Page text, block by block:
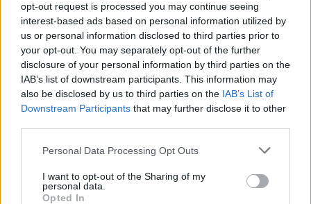
opt-out request is processed you may continue seeing
interest-based ads based on personal information utilized by
us or personal information disclosed to third parties prior to
your opt-out. You may separately opt-out of the further
disclosure of your personal information by third parties on the
IAB’s list of downstream participants. This information may
also be disclosed by us to third parties on the IAB’s List of
Downstream Participants that may further disclose it to other
Personal Data Processing Opt Outs
I want to opt-out of the Sharing of my
personal data.
Opted In
🆕 𝑷𝑨𝑼 𝑳𝑶𝑷𝑬𝒁, presentado ✅
PRIMER EQUIPO